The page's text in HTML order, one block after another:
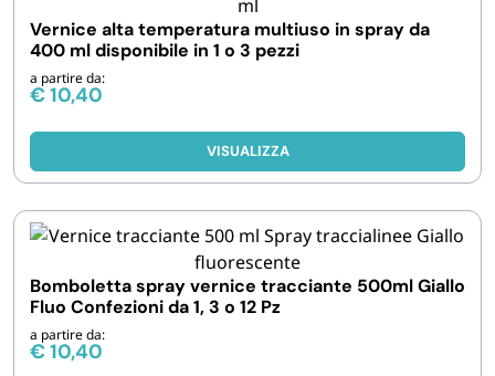
BIODEGRADABILE
Vernice alta temperatura multiuso in spray da
400 ml disponibile in 1 o 3 pezzi
a partire da:
€10,40
VISUALIZZA
Bomboletta spray vernice tracciante 500ml Giallo
Fluo Confezioni da 1, 3 o 12 Pz
a partire da:
€10,40